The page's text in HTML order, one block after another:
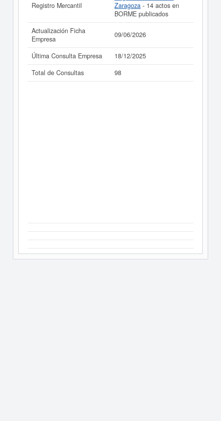
Registro Mercantil
Zaragoza - 14 actos en
BORME publicados
Actualización Ficha
Empresa
09/06/2026
Última Consulta Empresa
18/12/2025
Total de Consultas
98